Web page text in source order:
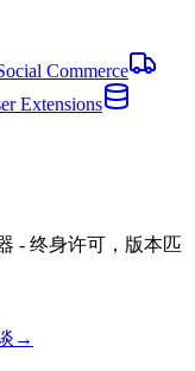
Commerce
Extensions
- 终身许可，版本匹
→